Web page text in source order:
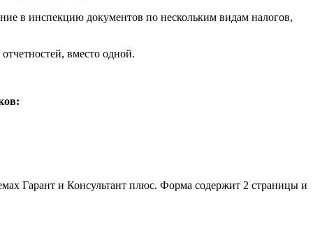
в инспекцию документов по нескольким видам налогов,
вместо одной.
Гарант и Консультант плюс. Форма содержит 2 страницы и